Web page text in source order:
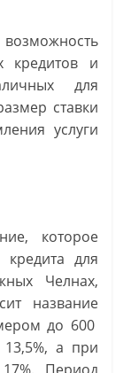
кредитов и
для
ставки
услуги
которое
кредита для
Челнах,
название
до 600
13,5%, а при